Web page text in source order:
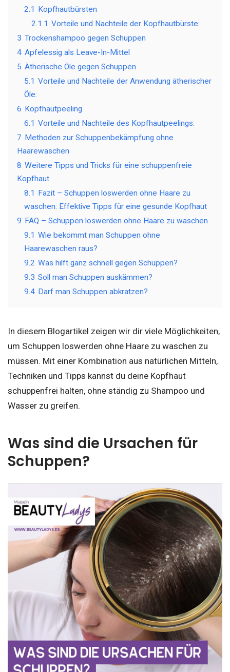
2.1 Kopfhautbürsten
2.1.1 Vorteile und Nachteile der Kopfhautbürste:
3 Trockenshampoo gegen Schuppen
4 Apfelessig als Leave-In-Mittel
5 Ätherische Öle gegen Schuppen
5.1 Vorteile und Nachteile der Anwendung ätherischer
Öle:
6 Kopfhautpeeling
6.1 Vorteile und Nachteile des Kopfhautpeelings:
7 Methoden zur Schuppenbekämpfung ohne
Haarewaschen
8 Weitere Tipps und Tricks für eine schuppenfreie
Kopfhaut
8.1 Fazit – Schuppen loswerden ohne Haare zu
waschen: Effektive Tipps für eine gesunde Kopfhaut
9 FAQ – Schuppen loswerden ohne Haare zu waschen
9.1 Wie bekommt man Schuppen ohne
Haarewaschen raus?
9.2 Was hilft ganz schnell gegen Schuppen?
9.3 Soll man Schuppen auskämmen?
9.4 Darf man Schuppen abkratzen?
In diesem Blogartikel zeigen wir dir viele Möglichkeiten,
um Schuppen loswerden ohne Haare zu waschen zu
müssen. Mit einer Kombination aus natürlichen Mitteln,
Techniken und Tipps kannst du deine Kopfhaut
schuppenfrei halten, ohne ständig zu Shampoo und
Wasser zu greifen.
Was sind die Ursachen für
Schuppen?